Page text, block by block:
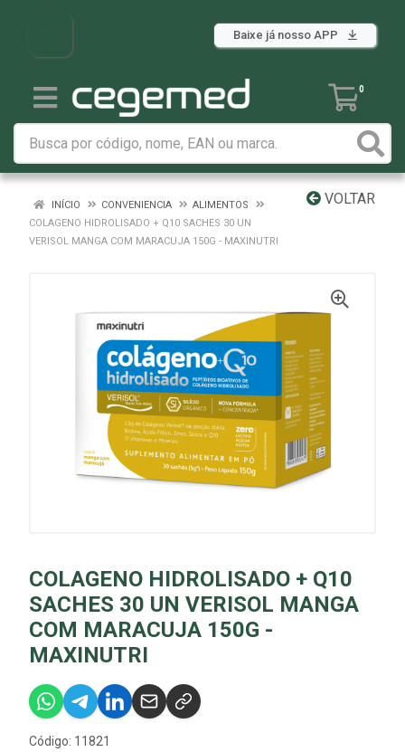
Baixe já nosso APP
0
VOLTAR
INÍCIO CONVENIENCIA
ALIMENTOS
COLAGENO HIDROLISADO + Q10 SACHES 30 UN
VERISOL MANGA COM MARACUJA 150G - MAXINUTRI
COLAGENO HIDROLISADO + Q10
SACHES 30 UN VERISOL MANGA
COM MARACUJA 150G -
MAXINUTRI
Código: 11821